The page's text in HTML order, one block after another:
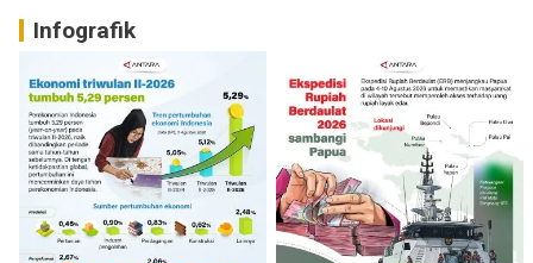
Infografik